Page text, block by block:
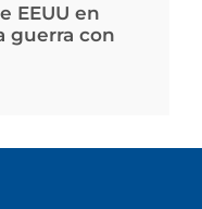
EEUU en
guerra con